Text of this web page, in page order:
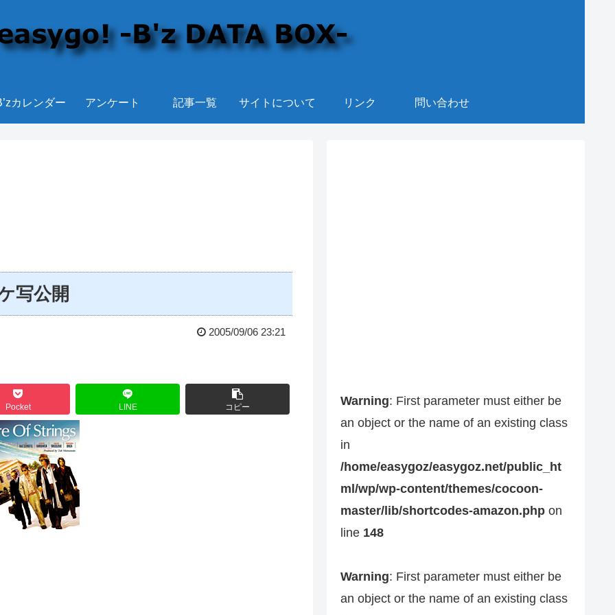
カレンダー アンケート 記事一覧 サイトについて リンク 問い合わせ
写公開
2005/09/06 23:21
Pocket LINE コピー Warning: First parameter must either be
an object or the name of an existing class
in
/home/easygoz/easygoz.net/public_ht
ml/wp/wp-content/themes/cocoon-
master/lib/shortcodes-amazon.php on
line 148
Warning: First parameter must either be
an object or the name of an existing class